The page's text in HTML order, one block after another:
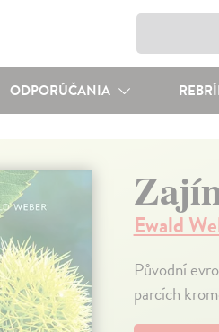
ODPORÚČANIA
Ewald
Původní
parcích